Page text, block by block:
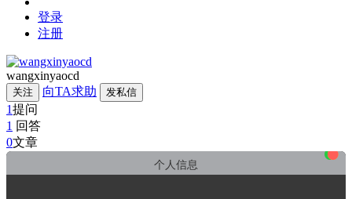
登录
注册
wangxinyaocd
关注 向TA求助 发私信
1提问
1 回答
0文章
个人信息 •
•
•